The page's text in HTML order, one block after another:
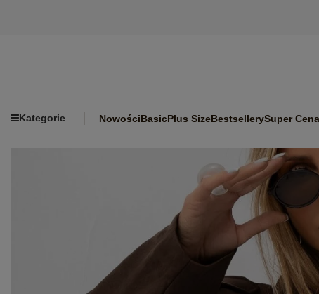
Kategorie NowościBasicPlus SizeBestsellerySuper Cena